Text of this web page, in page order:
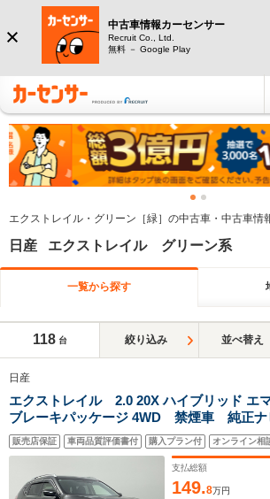
中古車情報カーセンサー
Recruit Co., Ltd.
無料 － Google Play
エクストレイル・グリーン［緑］の中古車・中古車情
日産 エクストレイル グリーン系
一覧から探す
118 台 絞り込み 並べ替え
日産
エクストレイル 2.0 20X ハイブリッド エ
ブレーキパッケージ 4WD 禁煙車 純正
ェンシーブレーキ バックカメラ パワ
シートヒーター ダウンヒルアシストコ
ルトインETC 純正フロアマット ルーフ
アルミホイール
販売店保証 車両品質評価書付 購入プラン付 オンライン相
支払総額
149.8万円